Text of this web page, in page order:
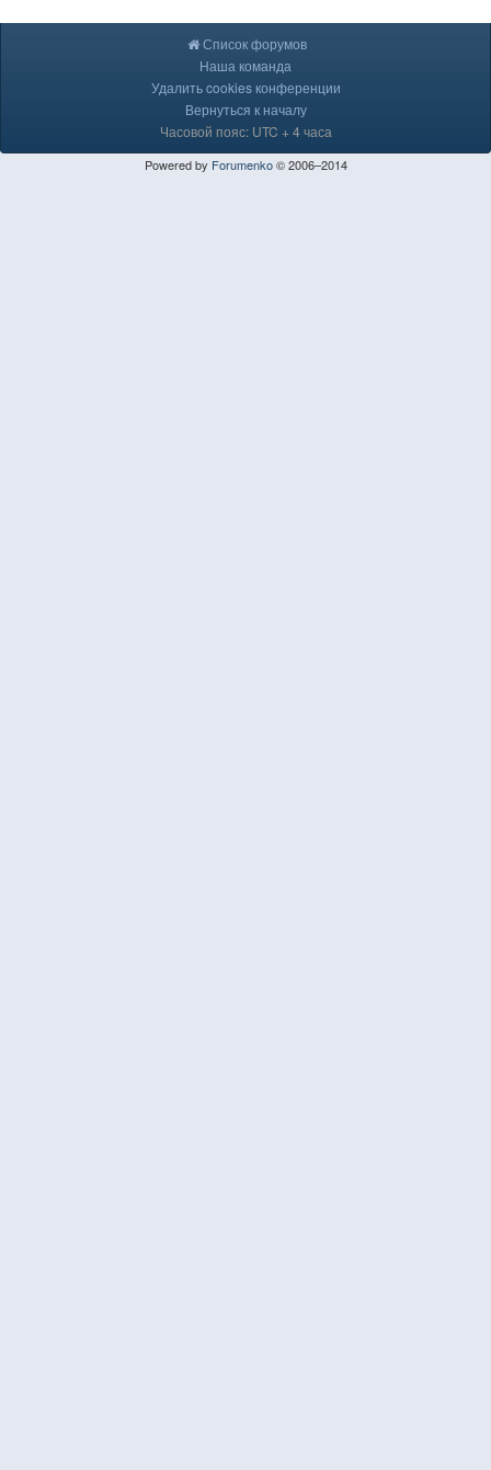
Список форумов
Наша команда
Удалить cookies конференции
Вернуться к началу
Часовой пояс: UTC + 4 часа
Powered by Forumenko© 2006–2014